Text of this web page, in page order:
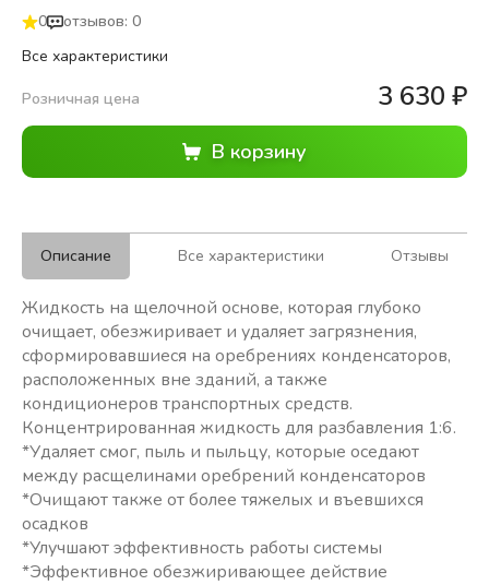
0
отзывов: 0
Все характеристики
Розничная цена 3 630 ₽
Описание Все характеристики Отзывы
Жидкость на щелочной основе, которая глубоко
очищает, обезжиривает и удаляет загрязнения,
сформировавшиеся на оребрениях конденсаторов,
расположенных вне зданий, а также
кондиционеров транспортных средств.
Концентрированная жидкость для разбавления 1:6.
*Удаляет смог, пыль и пыльцу, которые оседают
между расщелинами оребрений конденсаторов
*Очищают также от более тяжелых и въевшихся
осадков
*Улучшают эффективность работы системы
*Эффективное обезжиривающее действие